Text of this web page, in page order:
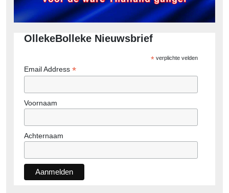
OllekeBolleke Nieuwsbrief
*verplichte velden
Email Address *
Voornaam
Achternaam